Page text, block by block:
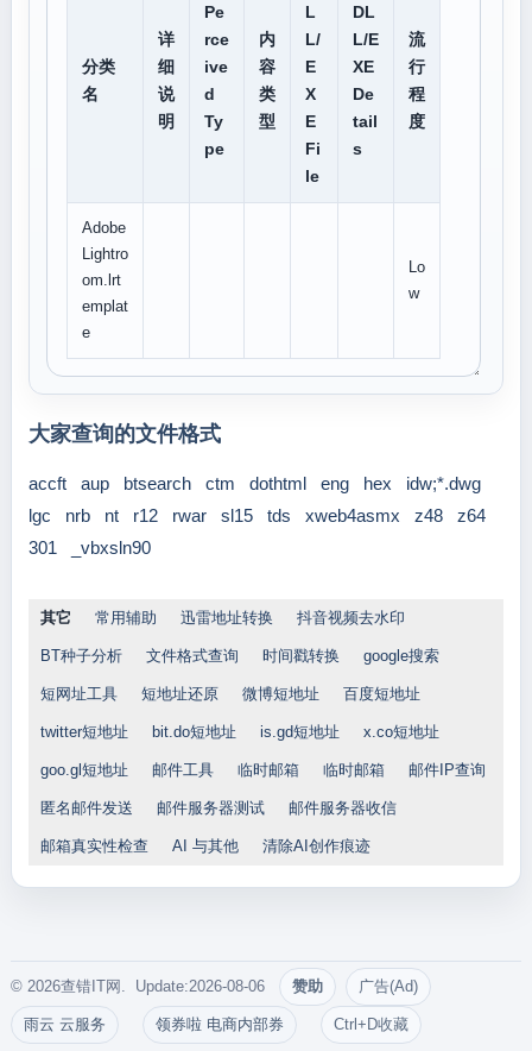
分类
名
详
细
说
明
Pe
rce
ive
d
Ty
pe
内
容
类
型
L
L/
E
X
E
Fi
le
DL
L/E
XE
De
tail
s
流
行
程
度
Adobe
Lightro
om.lrt
emplat
e
Lo
w
大家查询的文件格式
accft aup btsearch ctm dothtml eng hex
idw;*.dwg
lgc
nrb nt r12 rwar sl15 tds xweb4asmx z48
z64
301
_vbxsln90
其它 常用辅助 迅雷地址转换 抖音视频去水印
BT种子分析 文件格式查询 时间戳转换 google搜索
短网址工具 短地址还原 微博短地址 百度短地址
twitter短地址 bit.do短地址 is.gd短地址 x.co短地址
goo.gl短地址 邮件工具 临时邮箱 临时邮箱 邮件IP查询
匿名邮件发送 邮件服务器测试 邮件服务器收信
邮箱真实性检查 AI 与其他 清除AI创作痕迹
© 2026查错IT网. Update:2026-08-06 赞助 广告(Ad)
雨云 云服务 领券啦 电商内部券 Ctrl+D收藏